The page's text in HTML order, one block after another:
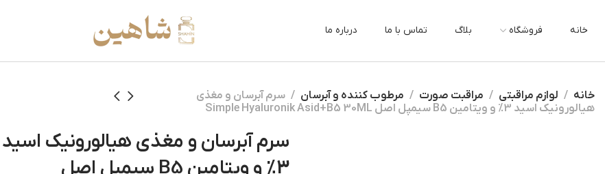
خانه فروشگاه بلاگ تماس با ما درباره ما
خانه لوازم مراقبتی مراقبت صورت مرطوب کننده و آبرسان
سرم آبرسان و مغذی
هیالورونیک اسید 3% و ویتامین B5 سیمپل اصل Simple Hyaluronik Asid+B5 30ML
سرم آبرسان و مغذی هیالورونیک اسید
3% و ویتامین B5 سیمپل اصل